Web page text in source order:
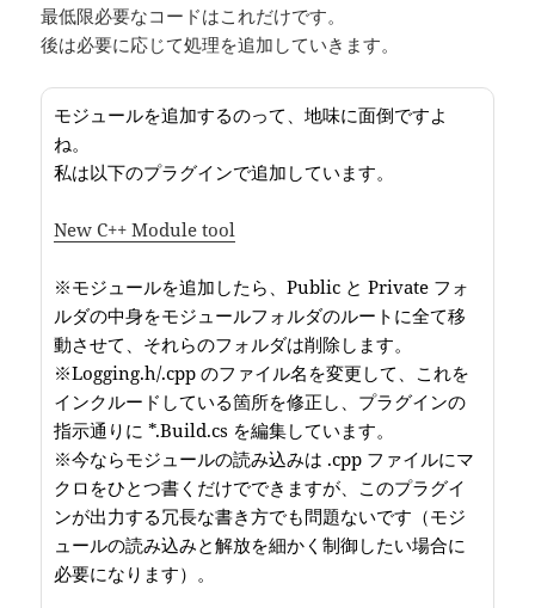
最低限必要なコードはこれだけです。
後は必要に応じて処理を追加していきます。
モジュールを追加するのって、地味に面倒ですよ
ね。
私は以下のプラグインで追加しています。
New C++ Module tool
※モジュールを追加したら、Public と Private フォ
ルダの中身をモジュールフォルダのルートに全て移
動させて、それらのフォルダは削除します。
※Logging.h/.cpp のファイル名を変更して、これを
インクルードしている箇所を修正し、プラグインの
指示通りに *.Build.cs を編集しています。
※今ならモジュールの読み込みは .cpp ファイルにマ
クロをひとつ書くだけでできますが、このプラグイ
ンが出力する冗長な書き方でも問題ないです（モジ
ュールの読み込みと解放を細かく制御したい場合に
必要になります）。